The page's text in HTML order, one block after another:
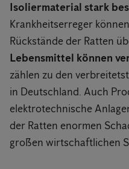
Isoliermaterial stark
Krankheitserreger
Rückstände der Ratten
Lebensmittel können
zählen zu den
in Deutschland. Auch
elektrotechnische
der Ratten enormen
großen wirtschaftlichen